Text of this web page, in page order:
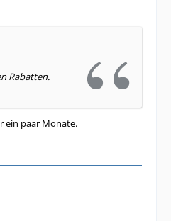
Rabatten.
ein paar Monate.